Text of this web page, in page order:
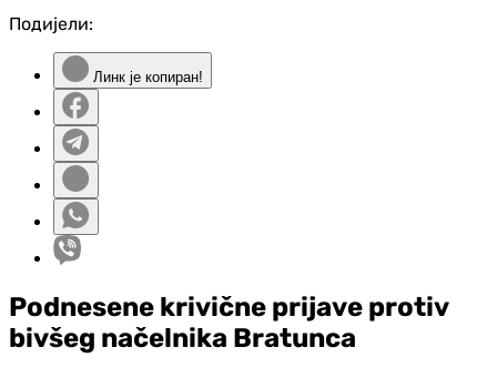
Подијели:
Линк је копиран!
Podnesene krivične prijave protiv
bivšeg načelnika Bratunca